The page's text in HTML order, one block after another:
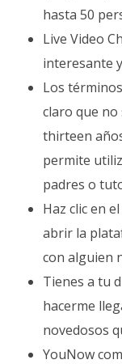
hasta 50
Live Video
interesante
Los
claro que
thirteen
permite
padres o
Haz clic en
abrir la
con alguien
Tienes a tu
hacerme
novedosos
YouNow